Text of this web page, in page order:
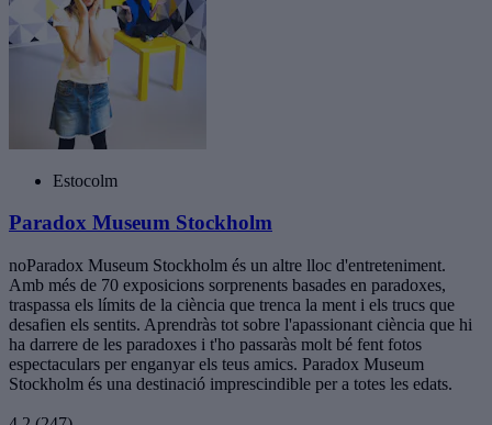
Estocolm
Paradox Museum Stockholm
noParadox Museum Stockholm és un altre lloc d'entreteniment.
Amb més de 70 exposicions sorprenents basades en paradoxes,
traspassa els límits de la ciència que trenca la ment i els trucs que
desafien els sentits. Aprendràs tot sobre l'apassionant ciència que hi
ha darrere de les paradoxes i t'ho passaràs molt bé fent fotos
espectaculars per enganyar els teus amics. Paradox Museum
Stockholm és una destinació imprescindible per a totes les edats.